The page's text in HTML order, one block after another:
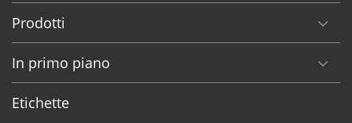
Prodotti
In primo piano
Etichette